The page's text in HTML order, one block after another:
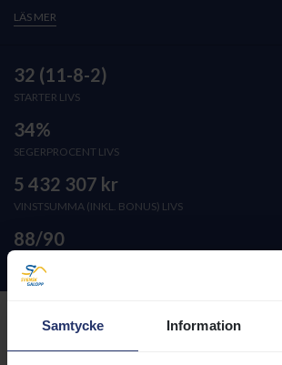
Samtycke Information
där hon lyckades bli trea i Balanchine (Gr.2) och
det här fenomenala svenskuppfödda stoet,
LÄS MER
32 (11-8-2)
STARTER LIVS
34%
SEGERPROCENT LIVS
5 432 307 kr
VINSTSUMMA (INKL. BONUS) LIVS
88/90
Exp till Norge 2018 - Imp från Norge 2023.